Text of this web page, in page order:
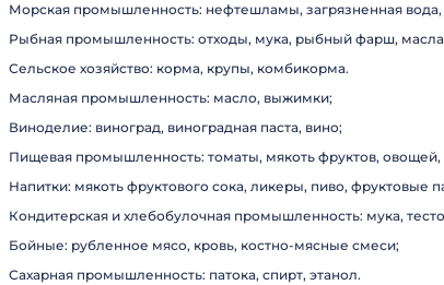
Морская промышленность: нефтешламы, загрязненная вода,
Рыбная промышленность: отходы, мука, рыбный фарш,
Сельское хозяйство: корма, крупы, комбикорма.
Масляная промышленность: масло, выжимки;
Виноделие: виноград, виноградная паста, вино;
Пищевая промышленность: томаты, мякоть фруктов, овощей,
Напитки: мякоть фруктового сока, ликеры, пиво, фруктовые
Кондитерская и хлебобулочная промышленность: мука,
Бойные: рубленное мясо, кровь, костно-мясные смеси;
Сахарная промышленность: патока, спирт, этанол.